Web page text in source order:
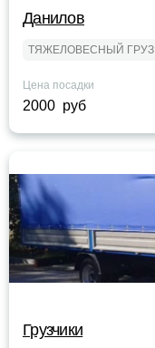
Данилов
ТЯЖЕЛОВЕСНЫЙ ГРУЗ
Цена посадки
2000 руб
Грузчики